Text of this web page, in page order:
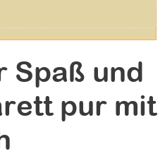
Spaß und
pur mit